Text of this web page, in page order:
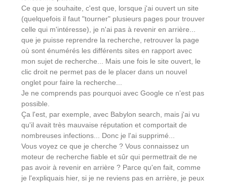
Ce que je souhaite, c'est que, lorsque j'ai ouvert un site
(quelquefois il faut "tourner" plusieurs pages pour trouver
celle qui m'intéresse), je n'ai pas à revenir en arrière...
que je puisse reprendre la recherche, retrouver la page
où sont énumérés les différents sites en rapport avec
mon sujet de recherche... Mais une fois le site ouvert, le
clic droit ne permet pas de le placer dans un nouvel
onglet pour faire la recherche...
Je ne comprends pas pourquoi avec Google ce n'est pas
possible.
Ça l'est, par exemple, avec Babylon search, mais j'ai vu
qu'il avait très mauvaise réputation et comportait de
nombreuses infections... Donc je l'ai supprimé...
Vous voyez ce que je cherche ? Vous connaissez un
moteur de recherche fiable et sûr qui permettrait de ne
pas avoir à revenir en arrière ? Parce qu'en fait, comme
je l'expliquais hier, si je ne reviens pas en arrière, je peux